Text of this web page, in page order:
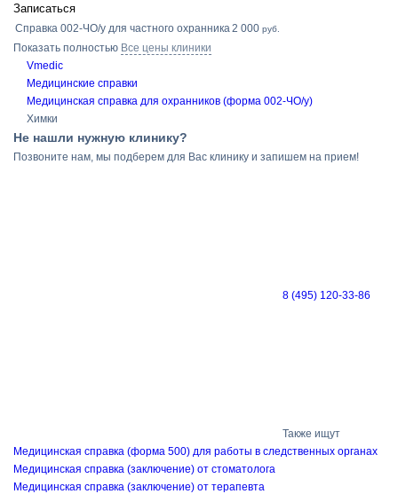
Записаться
Справка 002-ЧО/у для частного охранника2 000 руб.
Показать полностью Все цены клиники
Vmedic
Медицинские справки
Медицинская справка для охранников (форма 002-ЧО/у)
Химки
Не нашли нужную клинику?
Позвоните нам, мы подберем для Вас клинику и запишем на прием!
8 (495) 120-33-86
Также ищут
Медицинская cправка (форма 500) для работы в следственных органах
Медицинская справка (заключение) от стоматолога
Медицинская справка (заключение) от терапевта